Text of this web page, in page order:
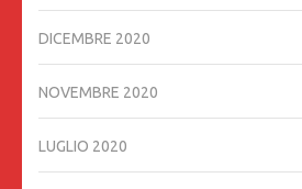
DICEMBRE 2020
NOVEMBRE 2020
LUGLIO 2020